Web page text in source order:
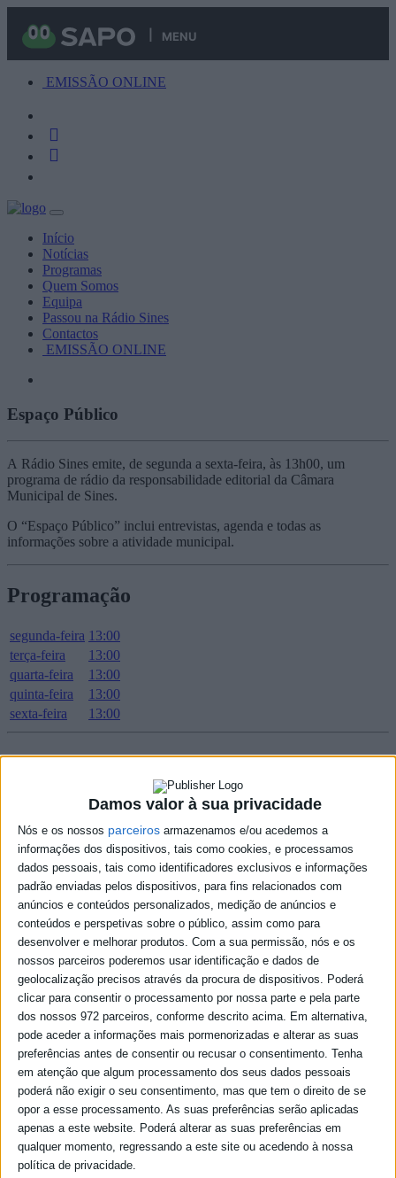
Damos valor à sua privacidade
Nós e os nossos parceiros armazenamos e/ou acedemos a
informações dos dispositivos, tais como cookies, e processamos
dados pessoais, tais como identificadores exclusivos e informações
padrão enviadas pelos dispositivos, para fins relacionados com
anúncios e conteúdos personalizados, medição de anúncios e
conteúdos e perspetivas sobre o público, assim como para
desenvolver e melhorar produtos. Com a sua permissão, nós e os
nossos parceiros poderemos usar identificação e dados de
geolocalização precisos através da procura de dispositivos. Poderá
clicar para consentir o processamento por nossa parte e pela parte
dos nossos 972 parceiros, conforme descrito acima. Em alternativa,
pode aceder a informações mais pormenorizadas e alterar as suas
preferências antes de consentir ou recusar o consentimento. Tenha
em atenção que algum processamento dos seus dados pessoais
poderá não exigir o seu consentimento, mas que tem o direito de se
opor a esse processamento. As suas preferências serão aplicadas
apenas a este website. Poderá alterar as suas preferências em
qualquer momento, regressando a este site ou acedendo à nossa
política de privacidade.
MENU
EMISSÃO ONLINE
Início
Notícias
Programas
Quem Somos
Equipa
Passou na Rádio Sines
Contactos
EMISSÃO ONLINE
Espaço Público
A Rádio Sines emite, de segunda a sexta-feira, às 13h00, um
programa de rádio da responsabilidade editorial da Câmara
Municipal de Sines.
O “Espaço Público” inclui entrevistas, agenda e todas as
informações sobre a atividade municipal.
Programação
segunda-feira 13:00
terça-feira
13:00
quarta-feira
13:00
quinta-feira
13:00
sexta-feira
13:00
Podcast
Podcast - espaco publico 05/08/26
Podcast - espaco publico 04/08/26
Podcast - espaco publico 03/08/26
Podcast - espaco publico 31/07/26
Podcast - espaco publico 30/07/26
Podcast - espaco publico 29/07/26
Podcast - espaco publico 28/07/26
Podcast - espaco publico 27/07/26
Podcast - espaco publico 24/07/26
Podcast - espaco publico 23/07/26
Podcast - espaco publico 22/07/26
Podcast - espaco publico 21/07/26
Podcast - espaco publico 20/07/26
Podcast - espaco publico 17/07/26
Podcast - espaco publico 16/07/26
Podcast - espaco publico 15/07/26
Podcast - espaco publico 14/07/26
Podcast - espaco publico 13/07/26
Podcast - espaco publico 10/07/26
Podcast - espaco publico 09/07/26